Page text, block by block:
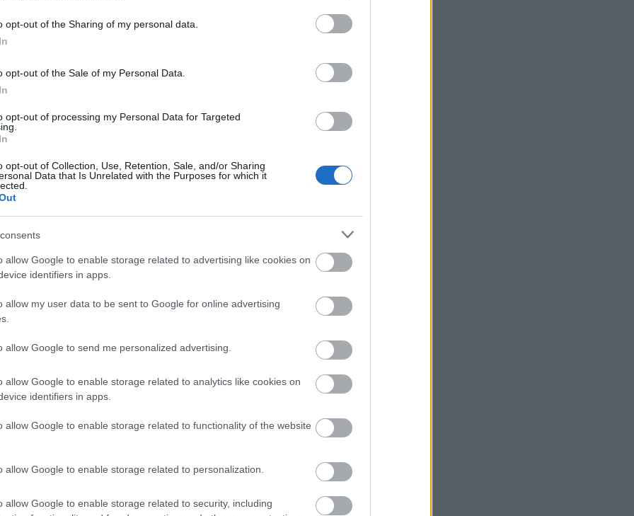
opt-out of the Sharing of my personal data.
opt-out of the Sale of my Personal Data.
opt-out of processing my Personal Data for Targeted
opt-out of Collection, Use, Retention, Sale, and/or Sharing
Data that Is Unrelated with the Purposes for which it
allow Google to enable storage related to advertising like cookies on
identifiers in apps.
allow my user data to be sent to Google for online advertising
allow Google to send me personalized advertising.
allow Google to enable storage related to analytics like cookies on
identifiers in apps.
allow Google to enable storage related to functionality of the website
allow Google to enable storage related to personalization.
allow Google to enable storage related to security, including
András polgármester, Csibi Krisztina, a Magyarság Háza
közösen tájékoztatott a Mátyás király-emlékév fehérvári
történelmi joga a városnak az emlékévben kapott
szorosan kapcsolódik Hunyadi Mátyás
kötődő eseményekkel méltóképpen
közölte, hogy a városban február 23-án
12-én, Mátyás esküvőjének évfordulóján
múzeumpedagógiai foglalkozások, Kinizsi-
Látlelet a hazai víziközművekről?
Épített öröksége megújításával is